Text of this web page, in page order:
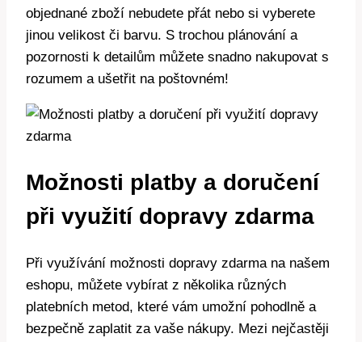
objednané zboží nebudete přát nebo si vyberete
jinou velikost či barvu. S trochou plánování a
pozornosti k detailům můžete snadno nakupovat s
rozumem a ušetřit na poštovném!
Možnosti platby a doručení
při využití dopravy zdarma
Při využívání možnosti dopravy zdarma na našem
eshopu, můžete vybírat z několika různých
platebních metod, které vám umožní pohodlně a
bezpečně zaplatit za vaše nákupy. Mezi nejčastěji